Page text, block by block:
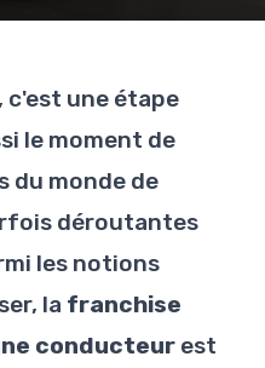
c'est une étape
le moment de
du monde de
déroutantes
les notions
la franchise
conducteur est